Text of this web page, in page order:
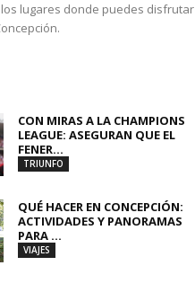
lugares donde puedes disfrutar
CON MIRAS A LA CHAMPIONS
LEAGUE: ASEGURAN QUE EL
FENER...
TRIUNFO
QUÉ HACER EN CONCEPCIÓN:
ACTIVIDADES Y PANORAMAS
PARA ...
VIAJES